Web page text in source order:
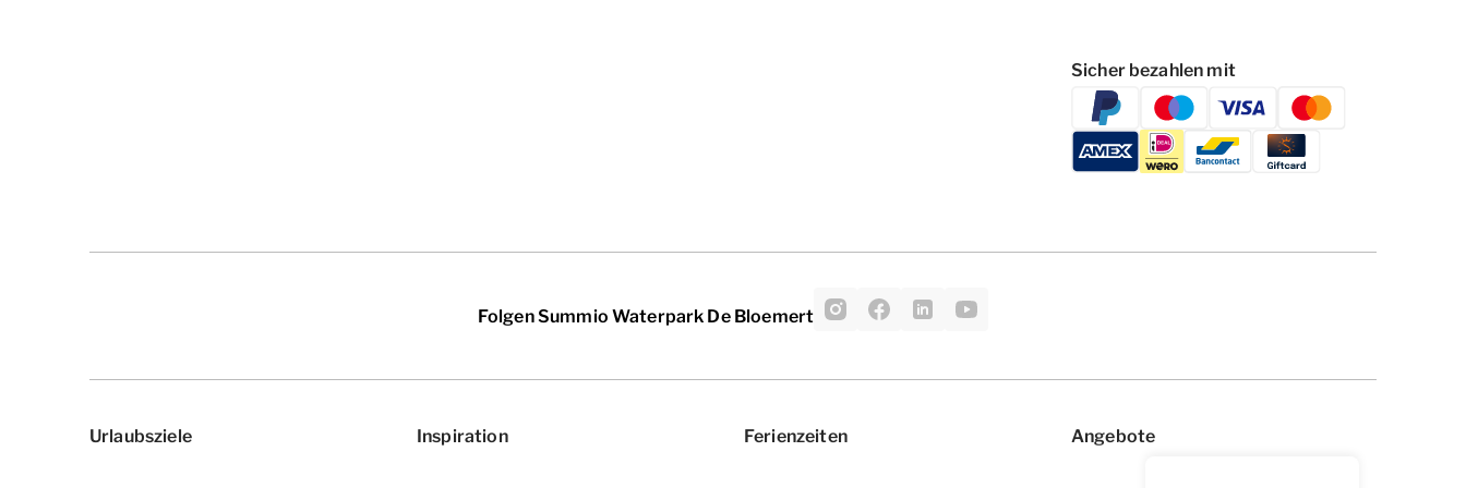
Sicher bezahlen mit
Folgen Summio Waterpark De Bloemert
Urlaubsziele Inspiration Ferienzeiten Angebote